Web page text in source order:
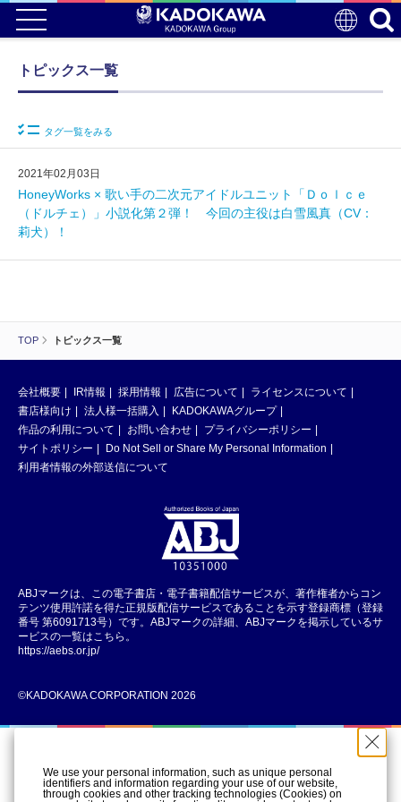
TOP トピックス一覧
トピックス一覧
タグ一覧をみる
2021年02月03日
HoneyWorks × 歌い手の二次元アイドルユニット「Ｄｏｌｃｅ
（ドルチェ）」小説化第２弾！ 今回の主役は白雪風真（CV：
莉犬）！
会社概要 IR情報 採用情報 広告について
ライセンスについて
書店様向け
法人様一括購入
KADOKAWAグループ
作品の利用について
お問い合わせ
プライバシーポリシー
サイトポリシー
Do Not Sell or Share My Personal Information
利用者情報の外部送信について
ABJマークは、この電子書店・電子書籍配信サービスが、著作権者からコン
テンツ使用許諾を得た正規版配信サービスであることを示す登録商標（登録
番号 第6091713号）です。ABJマークの詳細、ABJマークを掲示しているサ
ービスの一覧はこちら。
https://aebs.or.jp/
©KADOKAWA CORPORATION 2026
We use your personal information, such as unique personal
identifiers and information regarding your use of our website,
through cookies and other tracking technologies (Cookies) on